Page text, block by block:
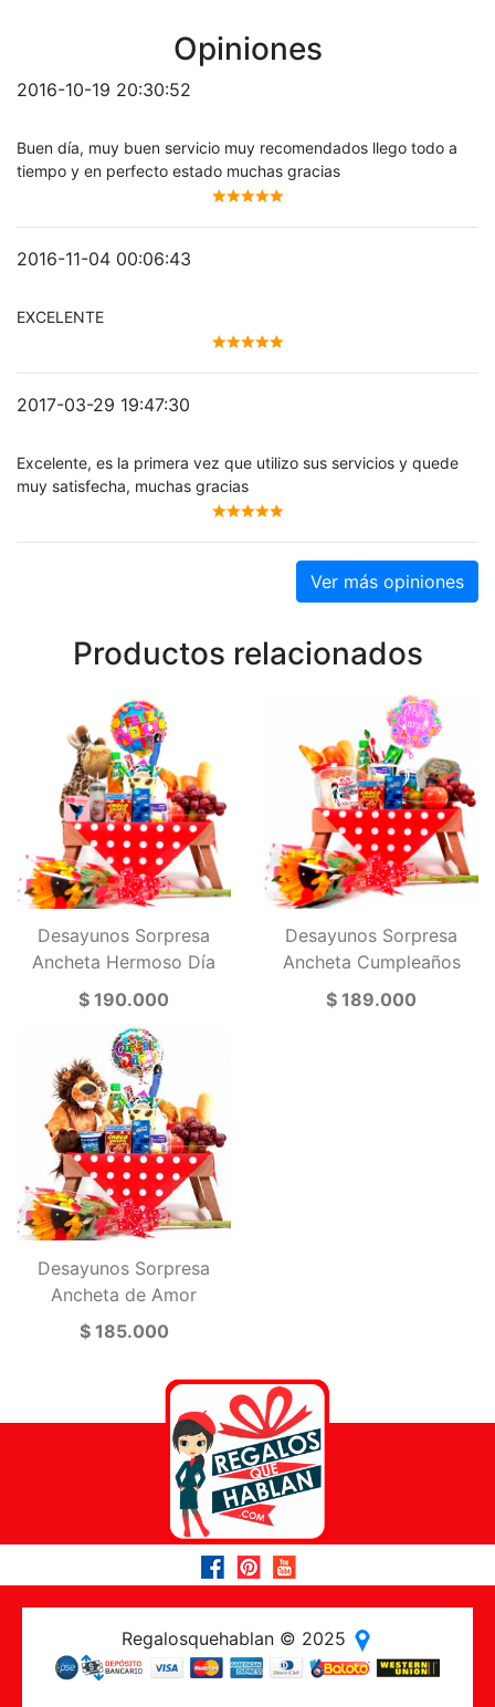
Opiniones
2016-10-19 20:30:52
Buen día, muy buen servicio muy recomendados llego todo a
tiempo y en perfecto estado muchas gracias
2016-11-04 00:06:43
EXCELENTE
2017-03-29 19:47:30
Excelente, es la primera vez que utilizo sus servicios y quede
muy satisfecha, muchas gracias
Productos relacionados
Desayunos Sorpresa
Ancheta Hermoso Día
$ 190.000
Desayunos Sorpresa
Ancheta Cumpleaños
$ 189.000
Desayunos Sorpresa
Ancheta de Amor
$ 185.000
Regalosquehablan © 2025